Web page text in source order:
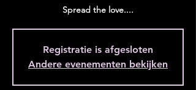
Spread the love....
Registratie is afgesloten
Andere evenementen bekijken